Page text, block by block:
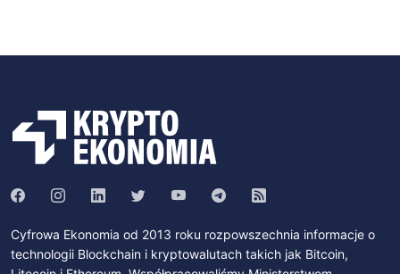
Cyfrowa Ekonomia od 2013 roku rozpowszechnia informacje o
technologii Blockchain i kryptowalutach takich jak Bitcoin,